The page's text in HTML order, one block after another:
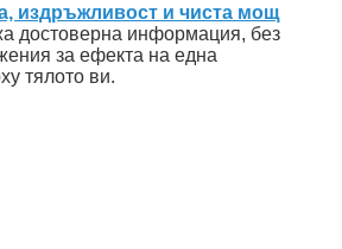
издръжливост и чиста мощ
достоверна информация, без
за ефекта на една
тялото ви.